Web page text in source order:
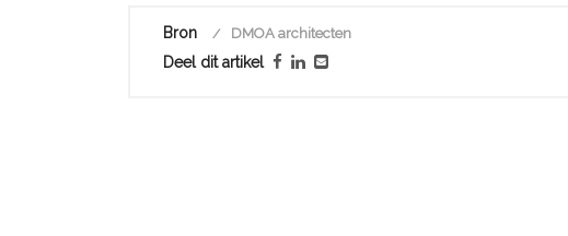
Bron DMOA architecten
Deel dit artikel